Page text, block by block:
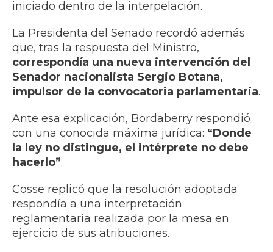
iniciado dentro de la interpelación.
La Presidenta del Senado recordó además
que, tras la respuesta del Ministro,
correspondía una nueva intervención del
Senador nacionalista Sergio Botana,
impulsor de la convocatoria parlamentaria.
Ante esa explicación, Bordaberry respondió
con una conocida máxima jurídica: “Donde
la ley no distingue, el intérprete no debe
hacerlo”.
Cosse replicó que la resolución adoptada
respondía a una interpretación
reglamentaria realizada por la mesa en
ejercicio de sus atribuciones.